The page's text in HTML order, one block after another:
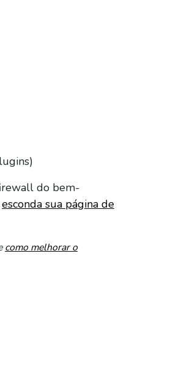
do bem-
esconda sua página de
como melhorar o